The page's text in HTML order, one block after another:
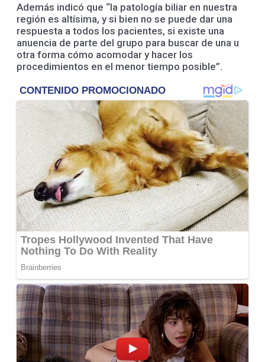
Además indicó que “la patología biliar en nuestra
región es altísima, y si bien no se puede dar una
respuesta a todos los pacientes, si existe una
anuencia de parte del grupo para buscar de una u
otra forma cómo acomodar y hacer los
procedimientos en el menor tiempo posible”.